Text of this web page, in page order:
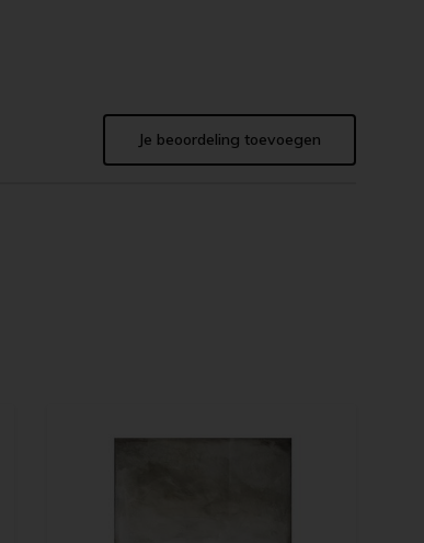
Je beoordeling toevoegen